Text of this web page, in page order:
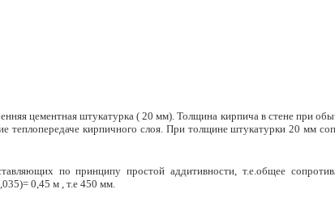
цементная штукатурка ( 20 мм). Толщина кирпича в стене при
кирпичного слоя. При толщине штукатурки 20 мм
по принципу простой аддитивности, т.е.общее
0,45 м , т.е 450 мм.